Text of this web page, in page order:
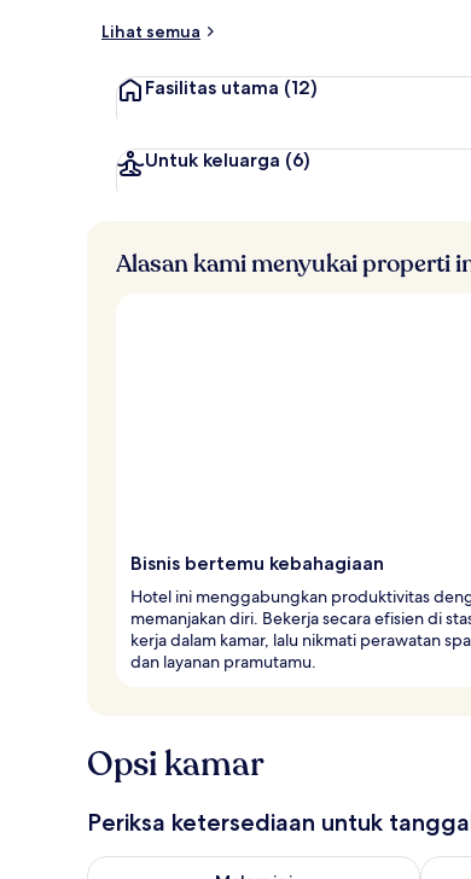
i
r
Lihat semua
Fasilitas utama (12)
Untuk keluarga (6)
Alasan kami menyukai properti
Bisnis bertemu kebahagiaan
Hotel ini menggabungkan produktivitas
memanjakan diri. Bekerja secara efisien di
kerja dalam kamar, lalu nikmati perawatan
dan layanan pramutamu.
Opsi kamar
Periksa ketersediaan untuk
Periksa ketersediaan untuk malam ini Agu 8 -